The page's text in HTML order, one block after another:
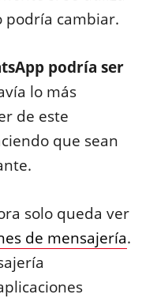
podría cambiar.
podría ser
lo más
de este
que sean
solo queda ver
de mensajería.